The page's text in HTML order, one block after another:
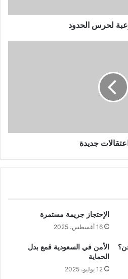
لحرس الحدود
جديدة
الإحتجاز جريمة مستمرة
16 أغسطس، 2025
الأمن في السعودية قمع بدل
الحماية
12 يوليو، 2025